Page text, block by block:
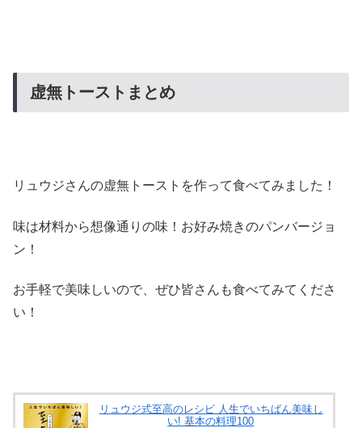
虚無トーストまとめ
リュウジさんの虚無トーストを作って食べてみました！
味は材料から想像通りの味！お好み焼きのパンバージョ
ン！
お手軽で美味しいので、ぜひ皆さんも食べてみてくださ
い！
リュウジ式至高のレシピ 人生でいちばん美味し
い! 基本の料理100